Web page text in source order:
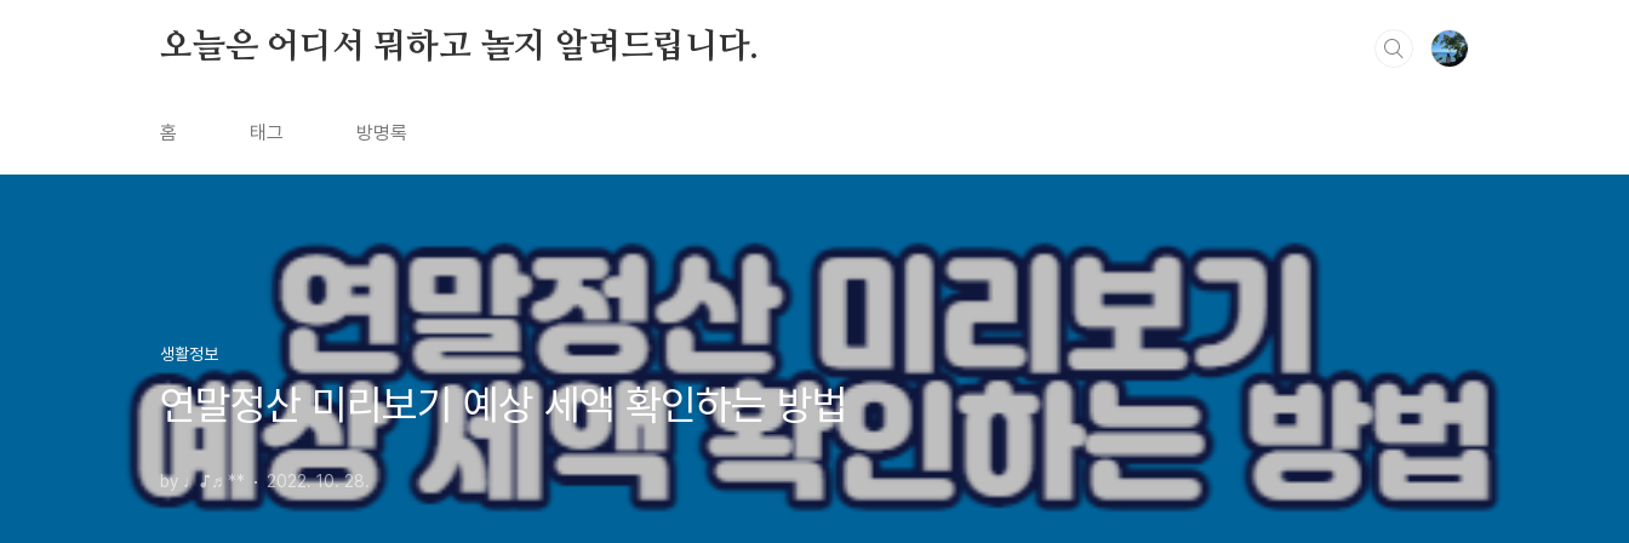
오늘은 어디서 뭐하고 놀지 알려드립니다.
홈 태그 방명록
생활정보
연말정산 미리보기 예상 세액 확인하는 방법
by ♩♪♬** 2022. 10. 28.